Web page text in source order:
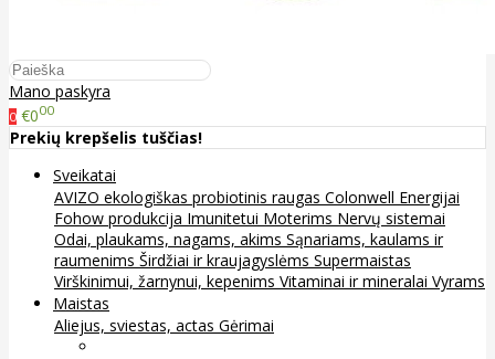
Mano paskyra
0 €000
Prekių krepšelis tuščias!
Sveikatai
AVIZO ekologiškas probiotinis raugas Colonwell Energijai
Fohow produkcija Imunitetui Moterims Nervų sistemai
Odai, plaukams, nagams, akims Sąnariams, kaulams ir
raumenims Širdžiai ir kraujagyslėms Supermaistas
Virškinimui, žarnynui, kepenims Vitaminai ir mineralai Vyrams
Maistas
Aliejus, sviestas, actas Gėrimai